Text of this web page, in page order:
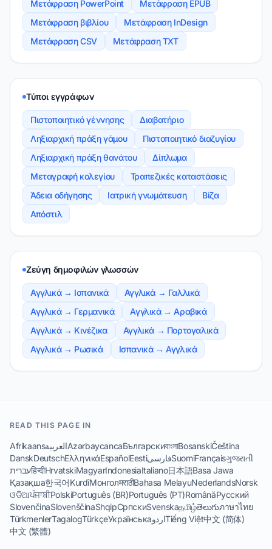
Μετάφραση PowerPoint
Μετάφραση EPUB
Μετάφραση βιβλίου
Μετάφραση InDesign
Μετάφραση CSV
Μετάφραση TXT
Τύποι εγγράφων
Πιστοποιητικό γέννησης
Διαβατήριο
Ληξιαρχική πράξη γάμου
Πιστοποιητικό διαζυγίου
Ληξιαρχική πράξη θανάτου
Δίπλωμα
Μεταγραφή κολεγίου
Τραπεζικές καταστάσεις
Άδεια οδήγησης
Ιατρική γνωμάτευση
Βίζα
Απόστιλ
Ζεύγη δημοφιλών γλωσσών
Αγγλικά → Ισπανικά
Αγγλικά → Γαλλικά
Αγγλικά → Γερμανικά
Αγγλικά → Αραβικά
Αγγλικά → Κινέζικα
Αγγλικά → Πορτογαλικά
Αγγλικά → Ρωσικά
Ισπανικά → Αγγλικά
READ THIS PAGE IN
AfrikaansالعربيةAzərbaycancaБългарскиবাংলাBosanskiČeština
DanskDeutschΕλληνικάEspañolEestiفارسیSuomiFrançaisગુજરાતી
עבריתहिन्दीHrvatskiMagyarIndonesiaItaliano日本語Basa Jawa
Қазақша한국어KurdîМонголमराठीBahasa MelayuNederlandsNorsk
ଓଡିଆਪੰਜਾਬੀPolskiPortuguês (BR)Português (PT)RomânăРусский
SlovenčinaSlovenščinaShqipСрпскиSvenskaதமிழ்తెలుగుภาษาไทย
TürkmenlerTagalogTürkçeУкраїнськаاردوTiếng Việt中文 (简体)
中文 (繁體)